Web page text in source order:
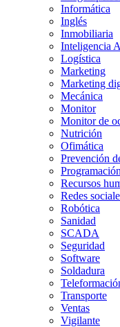
Informática
Inglés
Inmobiliaria
Inteligencia
Logística
Marketing
Marketing
Mecánica
Monitor
Monitor de
Nutrición
Ofimática
Prevención
Programación
Recursos
Redes
Robótica
Sanidad
SCADA
Seguridad
Software
Soldadura
Transporte
Ventas
Vigilante